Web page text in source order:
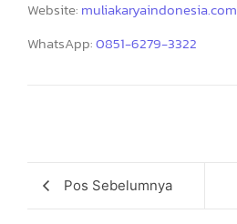
Website: muliakaryaindonesia.com
WhatsApp:0851-6279-3322
Pos Sebelumnya